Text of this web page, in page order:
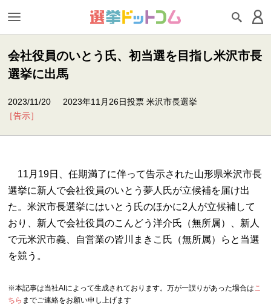
会社役員のいとう氏、初当選を目指し米沢市長
選挙に出馬
2023/11/20
［告示］
2023年11月26日投票 米沢市長選挙
11月19日、任期満了に伴って告示された山形県米沢市長
選挙に新人で会社役員のいとう夢人氏が立候補を届け出
た。米沢市長選挙にはいとう氏のほかに2人が立候補して
おり、新人で会社役員のこんどう洋介氏（無所属）、新人
で元米沢市義、自営業の皆川まきこ氏（無所属）らと当選
を競う。
※本記事は当社AIによって生成されております。万が一誤りがあった場合はこ
ちら までご連絡をお願い申し上げます